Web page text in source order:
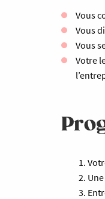
Vous
Vous
Vous
Votre